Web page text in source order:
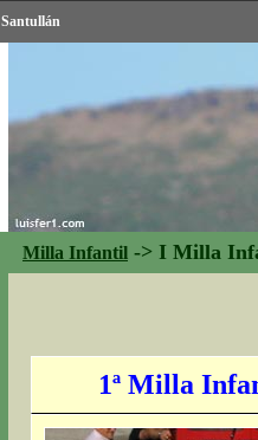
Milla Infantil -> I Milla
1ª Milla